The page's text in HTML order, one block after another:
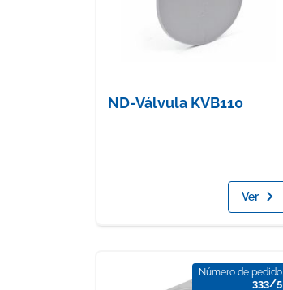
ND-Válvula KVB110
Ver
Número de pedido
333/5